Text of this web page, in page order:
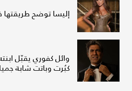
إليسا توضح
وائل كفوري يقبّل
كبُرت وباتت شابة